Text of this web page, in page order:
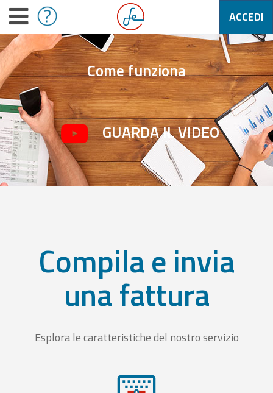
ACCEDI
Come funziona
GUARDA IL VIDEO
Compila e invia
una fattura
Esplora le caratteristiche del nostro servizio